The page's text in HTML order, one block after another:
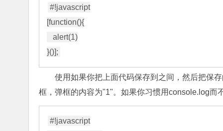
#!javascript
[function(){
使用如果你把上面代码保存到之间，然后把保
框，弹框的内容为"1"。如果你习惯用console.log
#!javascript